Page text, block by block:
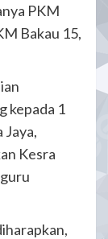
PKM
Bakau 15,
kepada 1
Jaya,
Kesra